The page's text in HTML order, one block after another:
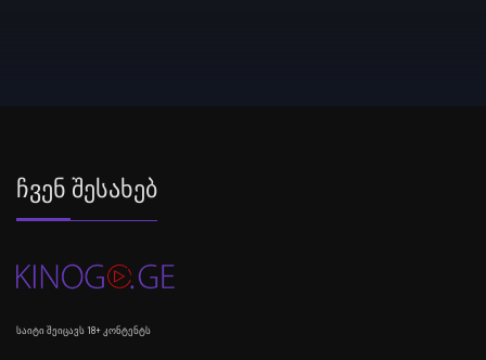
Ჩვენ Შესახებ
საიტი შეიცავს 18+ კონტენტს